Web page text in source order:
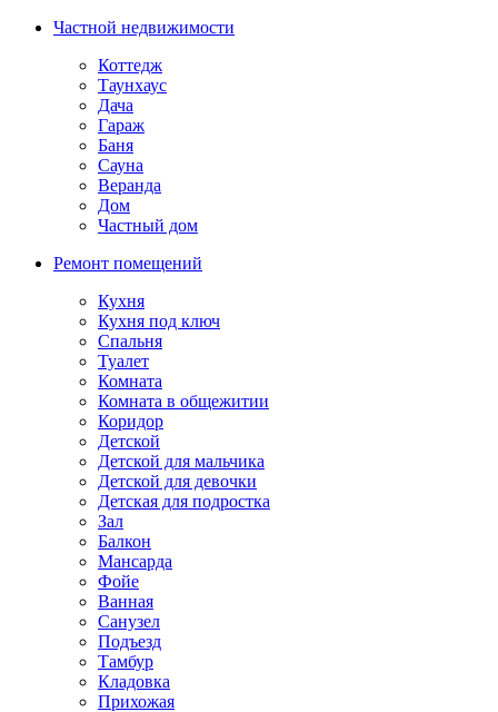
Частной недвижимости
Коттедж
Таунхаус
Дача
Гараж
Баня
Сауна
Веранда
Дом
Частный дом
Ремонт помещений
Кухня
Кухня под ключ
Спальня
Туалет
Комната
Комната в общежитии
Коридор
Детской
Детской для мальчика
Детской для девочки
Детская для подростка
Зал
Балкон
Мансарда
Фойе
Ванная
Санузел
Подъезд
Тамбур
Кладовка
Прихожая